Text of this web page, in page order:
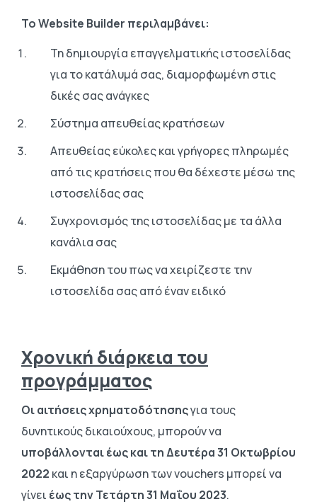
Το Website Builder περιλαμβάνει:
Τη δημιουργία επαγγελματικής ιστοσελίδας
για το κατάλυμά σας, διαμορφωμένη στις
δικές σας ανάγκες
Σύστημα απευθείας κρατήσεων
Απευθείας εύκολες και γρήγορες πληρωμές
από τις κρατήσεις που θα δέχεστε μέσω της
ιστοσελίδας σας
Συγχρονισμός της ιστοσελίδας με τα άλλα
κανάλια σας
Εκμάθηση του πως να χειρίζεστε την
ιστοσελίδα σας από έναν ειδικό
Χρονική διάρκεια του
προγράμματος
Οι αιτήσεις χρηματοδότησηςγια τους
δυνητικούς δικαιούχους, μπορούν να
υποβάλλονται έως και τη Δευτέρα 31 Οκτωβρίου
2022 και η εξαργύρωση των vouchers μπορεί να
γίνει έως την Τετάρτη 31 Μαΐου 2023.